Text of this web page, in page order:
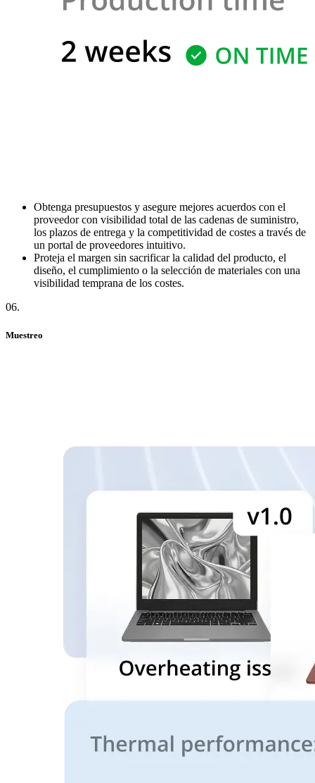
Obtenga presupuestos y asegure mejores acuerdos con el
proveedor con visibilidad total de las cadenas de suministro,
los plazos de entrega y la competitividad de costes a través de
un portal de proveedores intuitivo.
Proteja el margen sin sacrificar la calidad del producto, el
diseño, el cumplimiento o la selección de materiales con una
visibilidad temprana de los costes.
06.
Muestreo